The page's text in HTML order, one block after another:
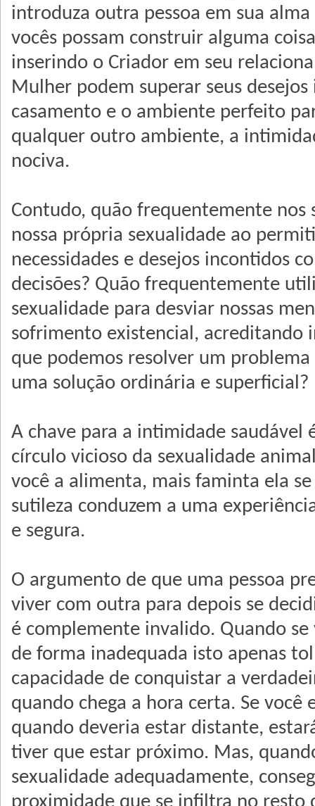
introduza outra pessoa em sua
vocês possam construir alguma
inserindo o Criador em seu
Mulher podem superar seus
casamento e o ambiente perfeito
qualquer outro ambiente, a
nociva.
Contudo, quão frequentemente nos
nossa própria sexualidade ao
necessidades e desejos incontidos
decisões? Quão frequentemente
sexualidade para desviar nossas
sofrimento existencial, acreditando
que podemos resolver um
uma solução ordinária e superficial?
A chave para a intimidade saudável
círculo vicioso da sexualidade
você a alimenta, mais faminta ela
sutileza conduzem a uma
e segura.
O argumento de que uma pessoa
viver com outra para depois se
é complemente invalido. Quando se
de forma inadequada isto apenas
capacidade de conquistar a
quando chega a hora certa. Se você
quando deveria estar distante,
tiver que estar próximo. Mas,
sexualidade adequadamente,